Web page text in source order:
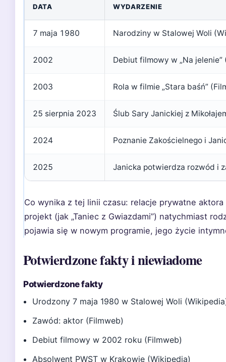
DATA WYDARZENIE
7 maja 1980 Narodziny w Stalowej Woli
2002 Debiut filmowy w „Na jelenie”
2003 Rola w filmie „Stara baśń”
25 sierpnia 2023 Ślub Sary Janickiej z
2024 Poznanie Zakościelnego i
2025 Janicka potwierdza rozwód i
Co wynika z tej linii czasu: relacje prywatne
projekt (jak „Taniec z Gwiazdami”) natychmiast
pojawia się w nowym programie, jego życie
Potwierdzone fakty i niewiadome
Potwierdzone fakty
Urodzony 7 maja 1980 w Stalowej Woli
Zawód: aktor (Filmweb)
Debiut filmowy w 2002 roku (Filmweb)
Absolwent PWST w Krakowie (Wikipedia)